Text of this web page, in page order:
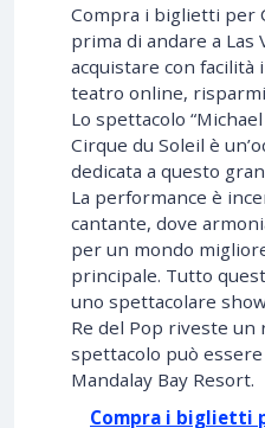
Compra i biglietti per
prima di andare a Las
acquistare con
teatro online,
Lo spettacolo
Cirque du Soleil è
dedicata a questo
La performance è
cantante, dove
per un mondo
principale. Tutto
uno spettacolare
Re del Pop riveste un
spettacolo può
Mandalay Bay Resort.
Compra i biglietti